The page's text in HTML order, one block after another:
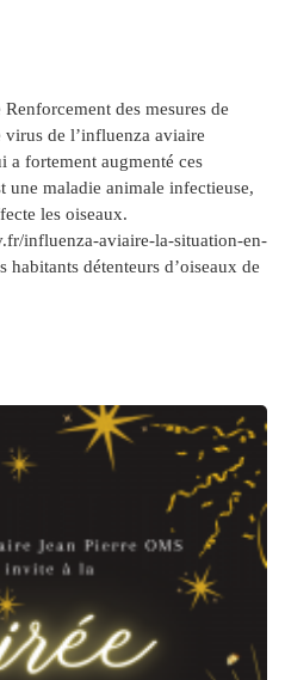
des mesures de
de l’influenza aviaire
a fortement augmenté ces
une maladie animale infectieuse,
les oiseaux.
influenza-aviaire-la-situation-en-
habitants détenteurs d’oiseaux de